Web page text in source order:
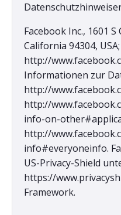
Facebook Inc., 1601
California 94304, USA;
http://
Informationen zur
http://
http://
info-on-
http://
info#everyoneinfo.
US-Privacy-Shield
https://
Framework.